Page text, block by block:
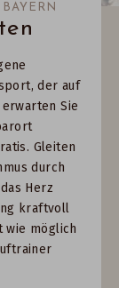
der auf
Sie
Gleiten
durch
Herz
kraftvoll
wie möglich